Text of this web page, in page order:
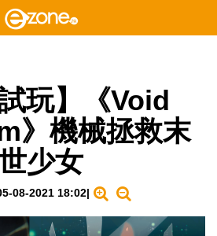
試玩】《Void
》機械拯救末
少女
08-2021 18:02|